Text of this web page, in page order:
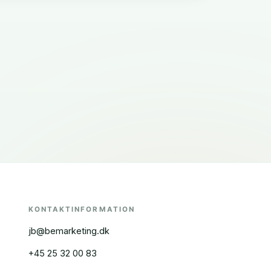
KONTAKTINFORMATION
jb@bemarketing.dk
+45 25 32 00 83